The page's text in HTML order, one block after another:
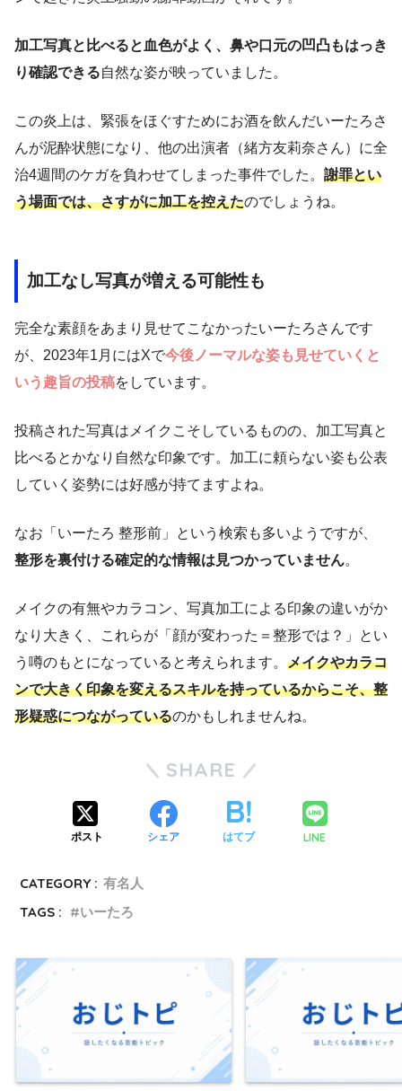
加工写真と比べると血色がよく、鼻や口元の凹凸もはっき
り確認できる自然な姿が映っていました。
この炎上は、緊張をほぐすためにお酒を飲んだいーたろさ
んが泥酔状態になり、他の出演者（緒方友莉奈さん）に全
治4週間のケガを負わせてしまった事件でした。 謝罪とい
う場面では、さすがに加工を控えたのでしょうね。
加工なし写真が増える可能性も
完全な素顔をあまり見せてこなかったいーたろさんです
が、2023年1月にはXで今後ノーマルな姿も見せていくと
いう趣旨の投稿をしています。
投稿された写真はメイクこそしているものの、加工写真と
比べるとかなり自然な印象です。加工に頼らない姿も公表
していく姿勢には好感が持てますよね。
なお「いーたろ 整形前」という検索も多いようですが、
整形を裏付ける確定的な情報は見つかっていません。
メイクの有無やカラコン、写真加工による印象の違いがか
なり大きく、これらが「顔が変わった＝整形では？」とい
う噂のもとになっていると考えられます。 メイクやカラコ
ンで大きく印象を変えるスキルを持っているからこそ、整
形疑惑につながっているのかもしれませんね。
SHARE
ポスト シェア はてブ LINE
CATEGORY : 有名人
TAGS :
いーたろ